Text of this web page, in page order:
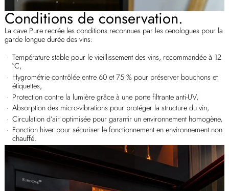
Conditions de conservation.
La cave Pure recrée les conditions reconnues par les œnologues pour la
garde longue durée des vins:
Température stable pour le vieillissement des vins, recommandée à 12
°C,
Hygrométrie contrôlée entre 60 et 75 % pour préserver bouchons et
étiquettes,
Protection contre la lumière grâce à une porte filtrante anti-UV,
Absorption des micro-vibrations pour protéger la structure du vin,
Circulation d’air optimisée pour garantir un environnement homogène,
Fonction hiver pour sécuriser le fonctionnement en environnement non
chauffé.